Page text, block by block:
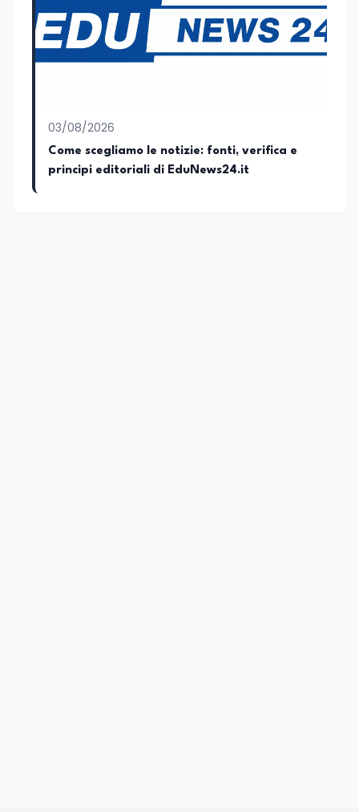
crescita sociale e culturale. Pugliese di
nascita, vivo a Roma o in un ipotetico
altrove.
03/08/2026
Come scegliamo le notizie: fonti, verifica e
principi editoriali di EduNews24.it